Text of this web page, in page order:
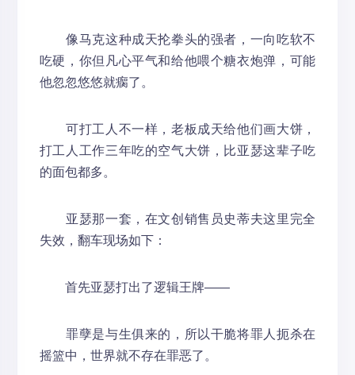
像马克这种成天抡拳头的强者，一向吃软不
吃硬，你但凡心平气和给他喂个糖衣炮弹，可能
他忽忽悠悠就瘸了。
可打工人不一样，老板成天给他们画大饼，
打工人工作三年吃的空气大饼，比亚瑟这辈子吃
的面包都多。
亚瑟那一套，在文创销售员史蒂夫这里完全
失效，翻车现场如下：
首先亚瑟打出了逻辑王牌——
罪孽是与生俱来的，所以干脆将罪人扼杀在
摇篮中，世界就不存在罪恶了。